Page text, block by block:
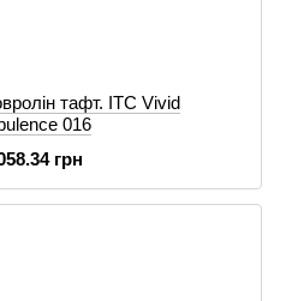
тафт. ITC Vivid
016
грн